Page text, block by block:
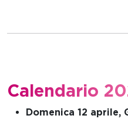
Calendario
Domenica 12 aprile,